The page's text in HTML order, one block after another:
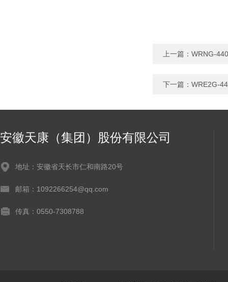
上一篇： WRNG-
下一篇： WRE2G-
安徽天康（集团）股份有限公司
地址：安徽省天长市仁和南路20号
邮箱：1092266254@qq.com
传真：0550-7308788